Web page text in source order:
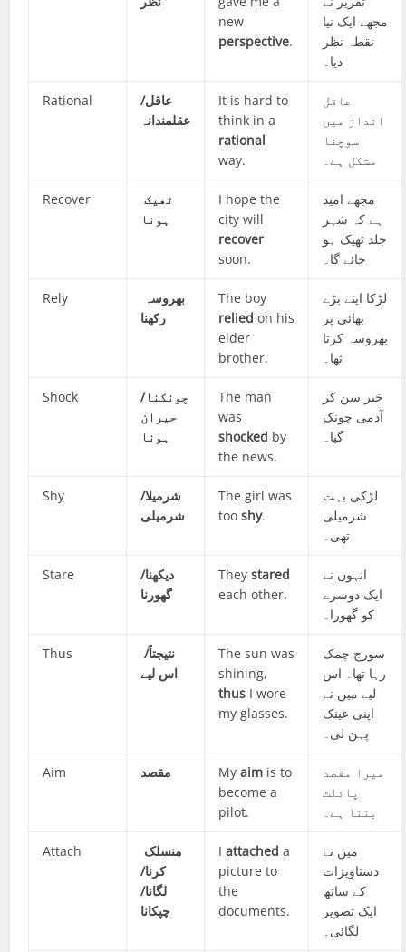
new
perspective.
مجھے ایک نیا
نقطہ نظر
دیا۔
Rational
عاقل/
عقلمندانہ
It is hard to
think in a
rational
way.
عاقل
انداز میں
سوچنا
مشکل ہے۔
Recover
ٹھیک
ہونا
I hope the
city will
recover
soon.
مجھے امید
ہے کہ شہر
جلد ٹھیک ہو
جائے گا۔
Rely
رکھنا
The boy
relied on his
elder
brother.
لڑکا اپنے بڑے
بھائی پر
بھروسہ کرتا
تھا۔
Shock
چونکنا/
حیران
ہونا
The man
was
shocked by
the news.
خبر سن کر
آدمی چونک
گیا۔
Shy
شرمیلا/
شرمیلی
The girl was
tooshy.
لڑکی بہت
شرمیلی
تھی۔
Stare
دیکھنا/
گھورنا
Theystared
each other.
انہوں نے
ایک دوسرے
کو گھورا۔
Thus
نتیجتاً/
اس لیے
The sun was
shining,
thus I wore
my glasses.
سورج چمک
رہا تھا۔ اس
لیے میں نے
اپنی عینک
پہن لی۔
Aim مقصد Myaim is to
become a
pilot.
میرا مقصد
پائلٹ
بننا ہے۔
Attach
منسلک
کرنا/
لگانا/
چپکانا
Iattached a
picture to
the
documents.
میں نے
دستاویزات
کے ساتھ
ایک تصویر
لگائی۔